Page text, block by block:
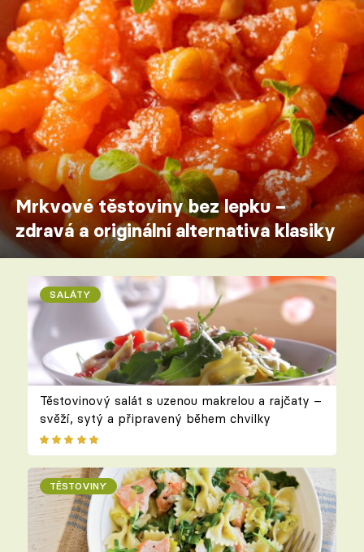
Mrkvové těstoviny bez lepku –
zdravá a originální alternativa klasiky
SALÁTY
Těstovinový salát s uzenou makrelou a rajčaty –
svěží, sytý a připravený během chvilky
TĚSTOVINY